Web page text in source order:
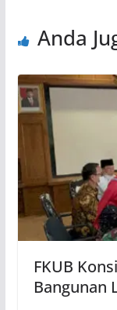
Anda
FKUB
Bangunan